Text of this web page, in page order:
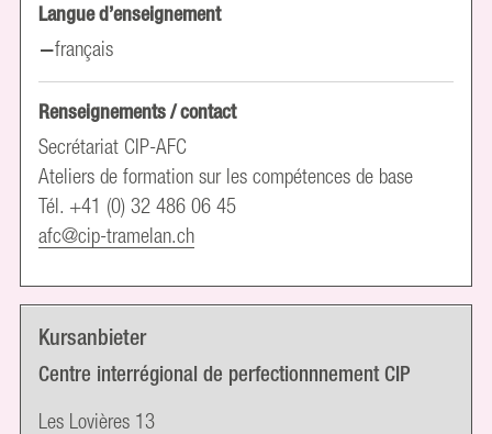
Langue d’enseignement
français
Renseignements / contact
Secrétariat CIP-AFC
Ateliers de formation sur les compétences de base
Tél. +41 (0) 32 486 06 45
afc@cip-tramelan.ch
Kursanbieter
Centre interrégional de perfectionnnement CIP
Les Lovières 13